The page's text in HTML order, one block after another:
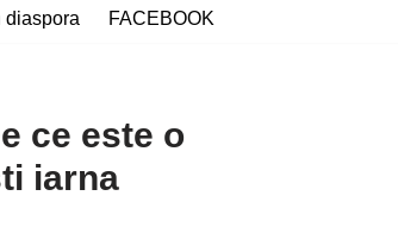
diaspora FACEBOOK
ce este o
iarna